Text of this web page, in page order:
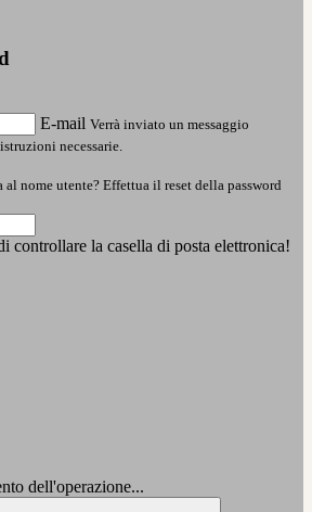
E-mail Verrà inviato un messaggio
necessarie.
al nome utente? Effettua il reset della password
controllare la casella di posta elettronica!
dell'operazione...